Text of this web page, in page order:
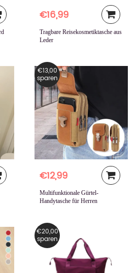
€16,99
Tragbare Reisekosmetiktasche aus
Leder
€13,00
sparen
€12,99
Multifunktionale Gürtel-
Handytasche für Herren
€20,00
sparen